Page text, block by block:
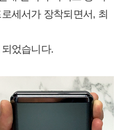
세서가 장착되면서, 최
었습니다.